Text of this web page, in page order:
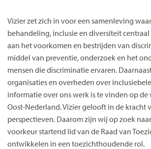
Vizier zet zich in voor een samenleving
behandeling, inclusie en diversiteit centraal
aan het voorkomen en bestrijden van
middel van preventie, onderzoek en het
mensen die discriminatie ervaren.
organisaties en overheden over
informatie over ons werk is te vinden op de
Oost-Nederland. Vizier gelooft in de kracht
perspectieven. Daarom zijn wij op zoek
voorkeur startend lid van de Raad van
ontwikkelen in een toezichthoudende rol.